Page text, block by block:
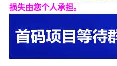
损失由您个人承担。